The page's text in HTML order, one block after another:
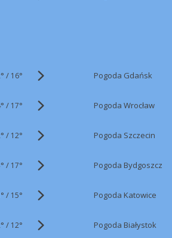
/ 16° Pogoda Gdańsk
/ 17° Pogoda Wrocław
/ 12° Pogoda Szczecin
/ 17° Pogoda Bydgoszcz
/ 15° Pogoda Katowice
/ 12° Pogoda Białystok